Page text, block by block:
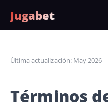
Jugabet
Última actualización: May 2026
Términos